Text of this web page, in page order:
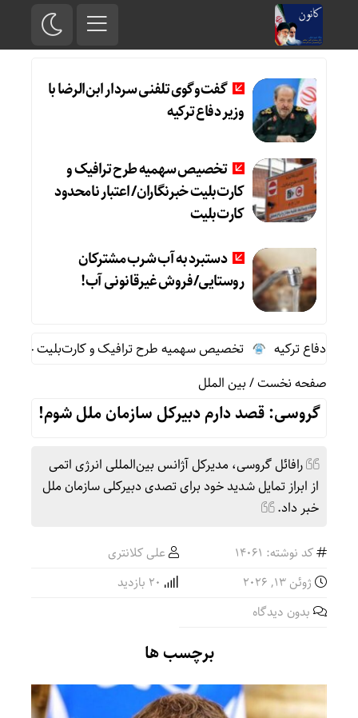
گفت‌وگوی تلفنی سردار ابن‌الرضا با
وزیر دفاع ترکیه
تخصیص سهمیه طرح ترافیک و
کارت‌بلیت خبرنگاران/ اعتبار نامحدود
کارت‌بلیت
دستبرد به آب شرب مشترکان
روستایی/فروش غیرقانونی آب!
دفاع ترکیه
تخصیص سهمیه طرح ترافیک و کارت‌بلیت خبرنگاران/
صفحه نخست/بین الملل
گروسی: قصد دارم دبیرکل سازمان ملل شوم!
رافائل گروسی، مدیرکل آژانس بین‌المللی انرژی اتمی
از ابراز تمایل شدید خود برای تصدی دبیرکلی سازمان ملل
خبر داد.
کد نوشته: 14061
علی کلانتری
ژوئن 13, 2026
بدون دیدگاه
برچسب ها